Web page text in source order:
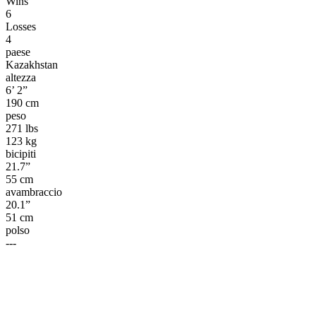
6
Losses
4
paese
Kazakhstan
altezza
6’ 2”
190 cm
peso
271 lbs
123 kg
bicipiti
21.7”
55 cm
avambraccio
20.1”
51 cm
polso
---